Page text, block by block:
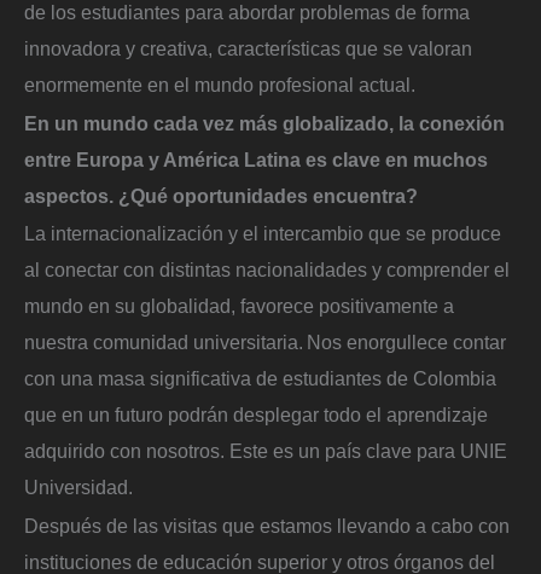
de los estudiantes para abordar problemas de forma
innovadora y creativa, características que se valoran
enormemente en el mundo profesional actual.
En un mundo cada vez más globalizado, la conexión
entre Europa y América Latina es clave en muchos
aspectos. ¿Qué oportunidades encuentra?
La internacionalización y el intercambio que se produce
al conectar con distintas nacionalidades y comprender el
mundo en su globalidad, favorece positivamente a
nuestra comunidad universitaria. Nos enorgullece contar
con una masa significativa de estudiantes de Colombia
que en un futuro podrán desplegar todo el aprendizaje
adquirido con nosotros. Este es un país clave para UNIE
Universidad.
Después de las visitas que estamos llevando a cabo con
instituciones de educación superior y otros órganos del